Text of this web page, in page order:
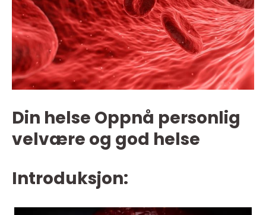
Din helse Oppnå personlig
velvære og god helse
Introduksjon: